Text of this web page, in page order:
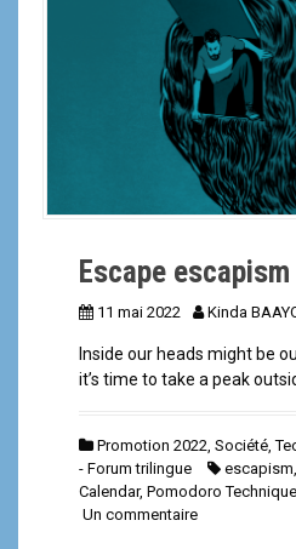
Escape escapism
11 mai 2022 Kinda
Inside our heads might be
it’s time to take a peak
Promotion 2022 Société ,
- Forum trilingue
escapism
Calendar, Pomodoro Technique
Un commentaire